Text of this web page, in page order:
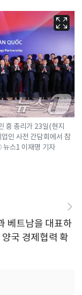
흥 총리가 23일(현지
인 사전 간담회에서 참
스1 이재명 기자
베트남을 대표하
국 경제협력 확